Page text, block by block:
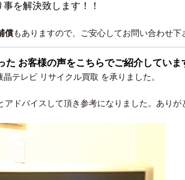
を解決致します！！
償もありますので、ご安心してお問い合わせ下
お客様の声をこちらでご紹介していま
晶テレビ リサイクル買取 を承りました。
アドバイスして頂き参考になりました。ありが